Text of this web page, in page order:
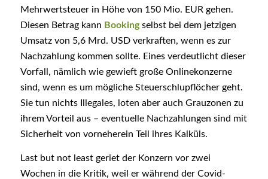
Mehrwertsteuer in Höhe von 150 Mio. EUR gehen.
Diesen Betrag kann Bookingselbst bei dem jetzigen
Umsatz von 5,6 Mrd. USD verkraften, wenn es zur
Nachzahlung kommen sollte. Eines verdeutlicht dieser
Vorfall, nämlich wie gewieft große Onlinekonzerne
sind, wenn es um mögliche Steuerschlupflöcher geht.
Sie tun nichts Illegales, loten aber auch Grauzonen zu
ihrem Vorteil aus – eventuelle Nachzahlungen sind mit
Sicherheit von vorneherein Teil ihres Kalküls.
Last but not least geriet der Konzern vor zwei
Wochen in die Kritik, weil er während der Covid-